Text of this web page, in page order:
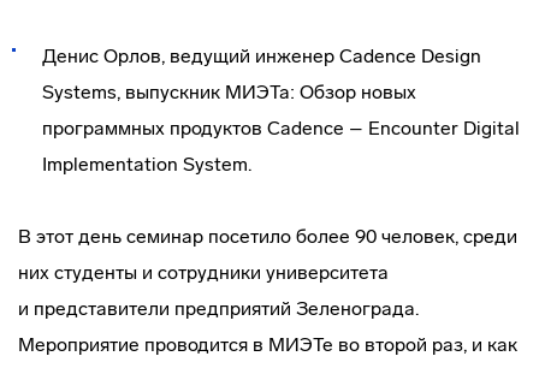
Денис Орлов, ведущий инженер Cadence Design
Systems, выпускник МИЭТа: Обзор новых
программных продуктов Cadence – Encounter Digital
Implementation System.
В этот день семинар посетило более 90 человек, среди
них студенты и сотрудники университета
и представители предприятий Зеленограда.
Мероприятие проводится в МИЭТе во второй раз, и как